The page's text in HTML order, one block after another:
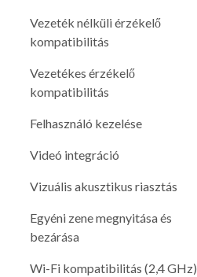
Vezeték nélküli érzékelő
kompatibilitás
Vezetékes érzékelő
kompatibilitás
Felhasználó kezelése
Videó integráció
Vizuális akusztikus riasztás
Egyéni zene megnyitása és
bezárása
Wi-Fi kompatibilitás (2,4 GHz)